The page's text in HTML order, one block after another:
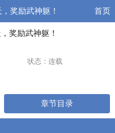
奖励武神躯！ 首页
奖励武神躯！
状态：连载
章节目录